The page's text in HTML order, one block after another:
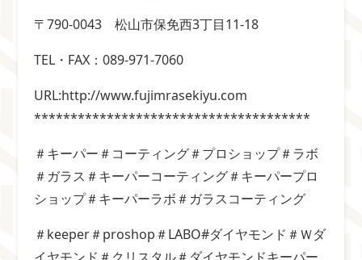
〒790-0043 松山市保免西3丁目11-18
TEL・FAX：089-971-7060
URL:http://www.fujimrasekiyu.com
**************************************
＃キーパー＃コーティング＃プロショップ＃ラボ
＃ガラス＃キーパーコーティング＃キーパープロ
ショップ＃キーパーラボ＃ガラスコーティング
＃keeper＃proshop＃LABO#ダイヤモンド＃Ｗダ